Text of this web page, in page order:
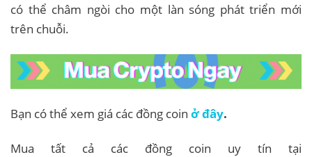
có thể châm ngòi cho một làn sóng phát triển mới
trên chuỗi.
Bạn có thể xem giá các đồng coin ở đây.
Mua tất cả các đồng coin uy tín tại